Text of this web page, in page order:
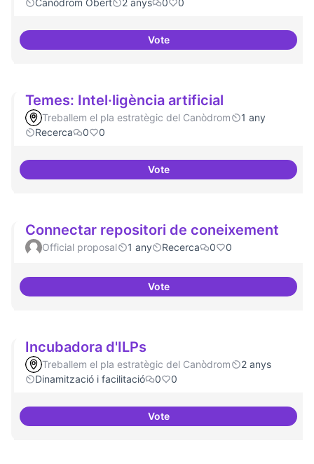
Canòdrom Obert 2 anys 0 0
VoteBar obert i dinamitzat
Temes: Intel·ligència artificial
Treballem el pla estratègic del Canòdrom
1 any
Recerca
0 0
VoteTemes: Intel·ligència artificial
Connectar repositori de coneixement
Official proposal 1 any Recerca 0 0
VoteConnectar repositori de
Incubadora d'ILPs
Treballem el pla estratègic del Canòdrom
2 anys
Dinamització i facilitació
0 0
VoteIncubadora d'ILPs